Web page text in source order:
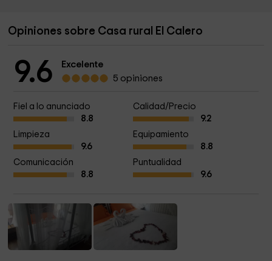
Opiniones sobre Casa rural El Calero
9.6
Excelente
5 opiniones
Fiel a lo anunciado
8.8
Calidad/Precio
9.2
Limpieza
9.6
Equipamiento
8.8
Comunicación
8.8
Puntualidad
9.6